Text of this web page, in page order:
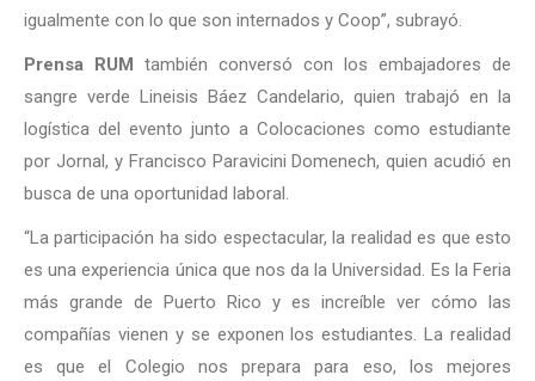
igualmente con lo que son internados y Coop”, subrayó.
Prensa RUM también conversó con los embajadores de
sangre verde Lineisis Báez Candelario, quien trabajó en la
logística del evento junto a Colocaciones como estudiante
por Jornal, y Francisco Paravicini Domenech, quien acudió en
busca de una oportunidad laboral.
“La participación ha sido espectacular, la realidad es que esto
es una experiencia única que nos da la Universidad. Es la Feria
más grande de Puerto Rico y es increíble ver cómo las
compañías vienen y se exponen los estudiantes. La realidad
es que el Colegio nos prepara para eso, los mejores